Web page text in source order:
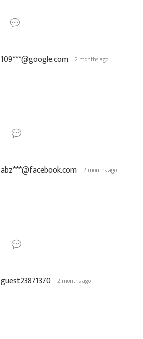
109***@google.com 2 months ago
abz***@facebook.com 2 months ago
guest23871370 2 months ago